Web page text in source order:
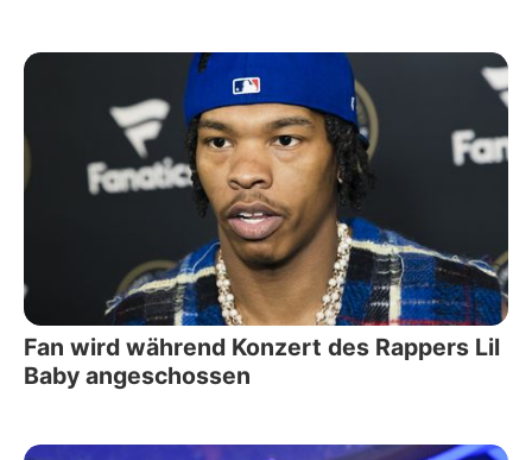
Fan wird während Konzert des Rappers Lil
Baby angeschossen